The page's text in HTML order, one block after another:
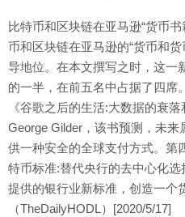
比特币和区块链在亚马逊“货币
币和区块链在亚马逊的“货币和
导地位。在本文撰写之时，这一
的一半，在前五名中占据了四席
《谷歌之后的生活:大数据的衰
George Gilder，该书预测，未
供一种安全的全球支付方式。第
特币标准:替代央行的去中心化
提供的银行业新标准，创造一个
（TheDailyHODL）[2020/5/17]